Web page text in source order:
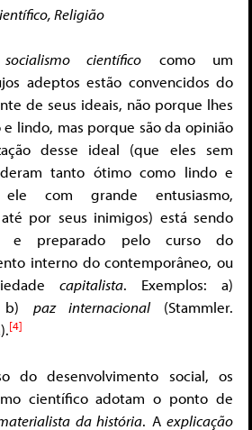
Religião
socialismo científico como um
adeptos estão convencidos do
de seus ideais, não porque lhes
lindo, mas porque são da opinião
desse ideal (que eles sem
tanto ótimo como lindo e
com grande entusiasmo,
por seus inimigos) está sendo
e preparado pelo curso do
interno do contemporâneo, ou
capitalista. Exemplos: a)
b) paz internacional(Stammler.
[4]
do desenvolvimento social, os
científico adotam o ponto de
da história. Aexplicação